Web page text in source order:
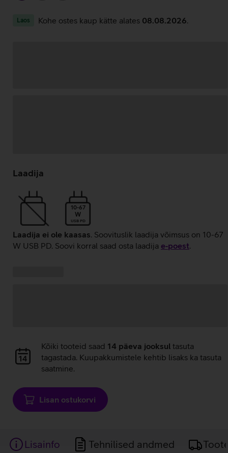
Laos Kohe ostes kaup kätte alates 08.08.2026
laadimine
Laadija
10-67
W
USB PD
Laadija ei ole kaasas. Soovituslik laadija võimsus on 10-67
W USB PD. Soovi korral saad osta laadija e‑poest.
Andmete
laadimine
Kõiki tooteid saad 14 päeva jooksul tasuta
tagastada. Kuupakkumistele kehtib lisaks ka tasuta
saatmine.
Lisan ostukorvi
Lisainfo Tehnilised andmed